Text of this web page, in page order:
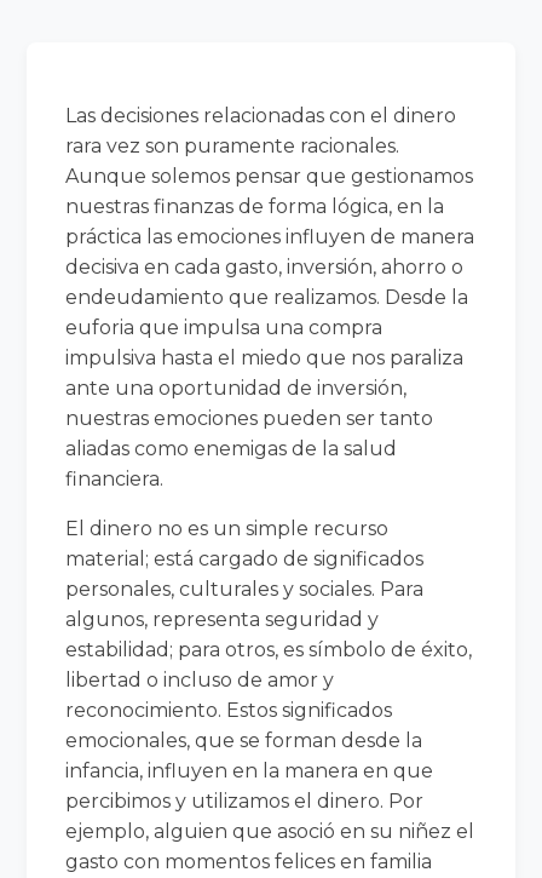
Las decisiones relacionadas con el dinero
rara vez son puramente racionales.
Aunque solemos pensar que gestionamos
nuestras finanzas de forma lógica, en la
práctica las emociones influyen de manera
decisiva en cada gasto, inversión, ahorro o
endeudamiento que realizamos. Desde la
euforia que impulsa una compra
impulsiva hasta el miedo que nos paraliza
ante una oportunidad de inversión,
nuestras emociones pueden ser tanto
aliadas como enemigas de la salud
financiera.
El dinero no es un simple recurso
material; está cargado de significados
personales, culturales y sociales. Para
algunos, representa seguridad y
estabilidad; para otros, es símbolo de éxito,
libertad o incluso de amor y
reconocimiento. Estos significados
emocionales, que se forman desde la
infancia, influyen en la manera en que
percibimos y utilizamos el dinero. Por
ejemplo, alguien que asoció en su niñez el
gasto con momentos felices en familia